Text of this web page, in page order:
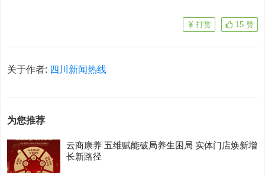
15 赞
打赏
关于作者: 四川新闻热线
为您推荐
云商康养 五维赋能破局养生困局 实体门店焕新增
长新路径